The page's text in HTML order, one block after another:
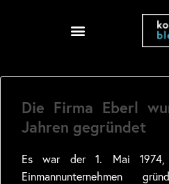
Die Firma Eberl
Jahren gegründet
Es war der 1. Mai
Einmannunternehmen